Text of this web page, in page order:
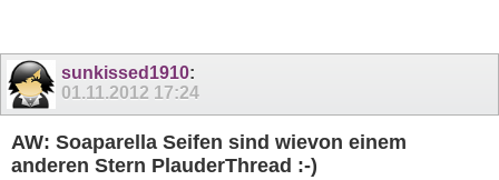
sunkissed1910:
01.11.2012 17:24
AW: Soaparella Seifen sind wievon einem
anderen Stern PlauderThread :-)